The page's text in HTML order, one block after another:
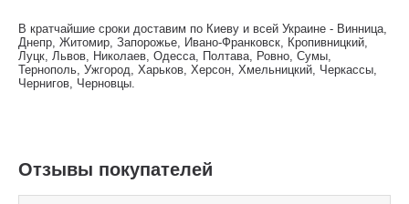
В кратчайшие сроки доставим по Киеву и всей Украине - Винница,
Днепр, Житомир, Запорожье, Ивано-Франковск, Кропивницкий,
Луцк, Львов, Николаев, Одесса, Полтава, Ровно, Сумы,
Тернополь, Ужгород, Харьков, Херсон, Хмельницкий, Черкассы,
Чернигов, Черновцы.
Отзывы покупателей